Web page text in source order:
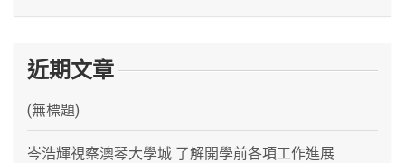
近期文章
(無標題)
岑浩輝視察澳琴大學城 了解開學前各項工作進展